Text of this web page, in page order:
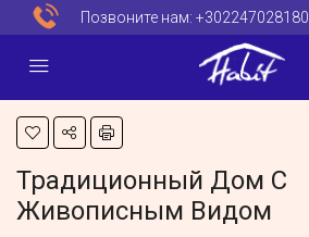
Позвоните нам: +302247028180
Традиционный Дом С
Живописным Видом